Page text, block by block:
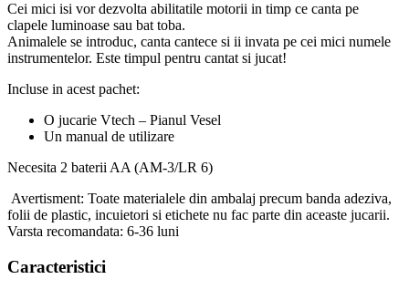
Cei mici isi vor dezvolta abilitatile motorii in timp ce canta pe
clapele luminoase sau bat toba.
Animalele se introduc, canta cantece si ii invata pe cei mici numele
instrumentelor. Este timpul pentru cantat si jucat!
Incluse in acest pachet:
O jucarie Vtech – Pianul Vesel
Un manual de utilizare
Necesita 2 baterii AA (AM-3/LR 6)
Avertisment: Toate materialele din ambalaj precum banda adeziva,
folii de plastic, incuietori si etichete nu fac parte din aceaste jucarii.
Varsta recomandata: 6-36 luni
Caracteristici